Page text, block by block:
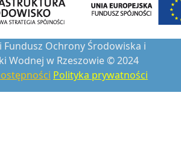
Fundusz Ochrony Środowiska i
Wodnej w Rzeszowie © 2024
Polityka prywatności